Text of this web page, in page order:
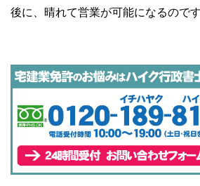
後に、晴れて営業が可能になるのです